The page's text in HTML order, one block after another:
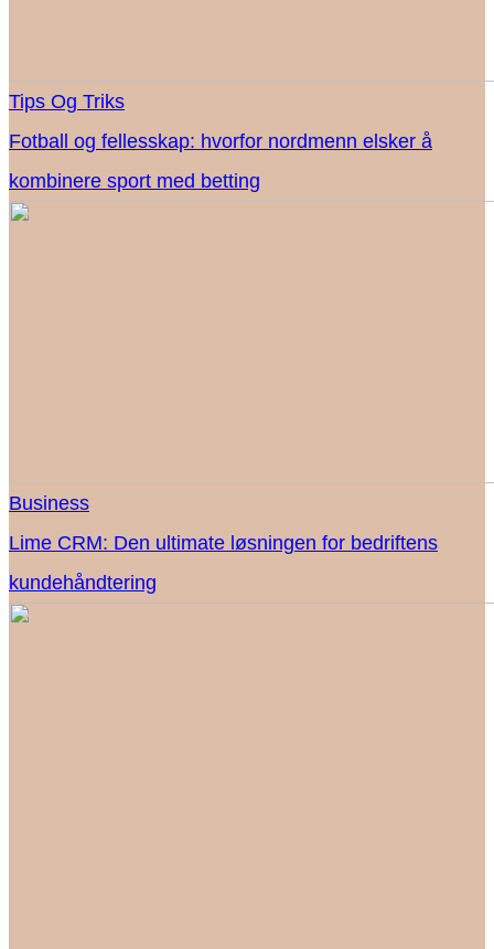
Tips Og Triks
Fotball og fellesskap: hvorfor nordmenn elsker å
kombinere sport med betting
Business
Lime CRM: Den ultimate løsningen for bedriftens
kundehåndtering